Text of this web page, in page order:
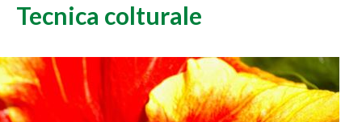
Tecnica colturale